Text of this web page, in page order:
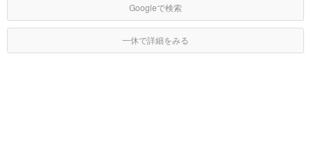
Googleで検索
一休で詳細をみる